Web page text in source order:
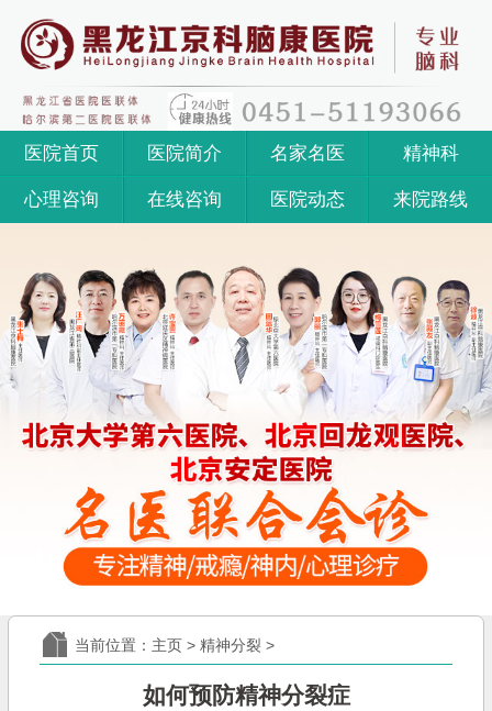
医院首页 医院简介 名家名医 精神科
心理咨询 在线咨询 医院动态 来院路线
当前位置： 主页 >精神分裂 >
如何预防精神分裂症